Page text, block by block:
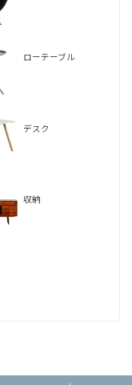
ローテーブル
デスク
収納